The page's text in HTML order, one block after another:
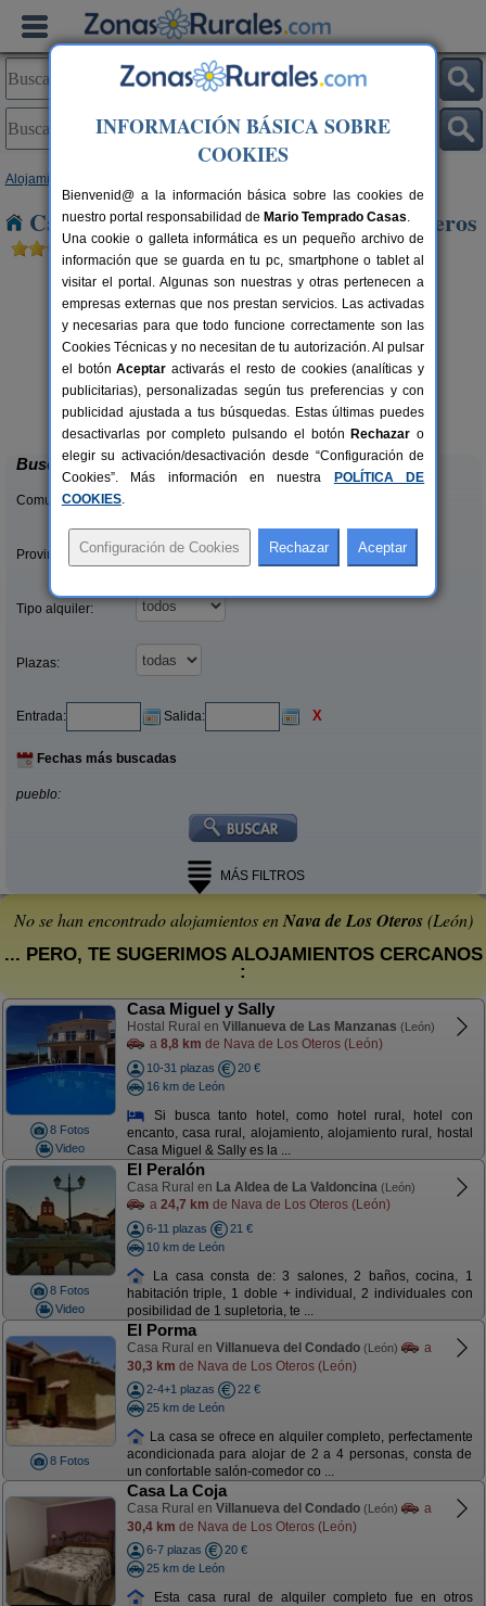
Alojamientos
Casas Rurales cerca de Nava de Los Oteros
8+1 pers.
desde27 €
Complejo Rural Aguas Frías
La Omañuela (León)
Buscar
Comunidades:
Provincias/Islas:
Tipo alquiler:
Plazas:
Entrada: Salida: X
Fechas más buscadas
pueblo:
MÁS FILTROS
No se han encontrado alojamientos enNava de Los Oteros(León)
... PERO, TE SUGERIMOS ALOJAMIENTOS CERCANOS
:
8 Fotos
Video
Casa Miguel y Sally
Hostal Rural en Villanueva de Las Manzanas (León)
a 8,8 km de Nava de Los Oteros (León)
10-31 plazas
20 €
16 km de León
Si busca tanto hotel, como hotel rural, hotel con
encanto, casa rural, alojamiento, alojamiento rural, hostal
Casa Miguel & Sally es la ...
8 Fotos
Video
El Peralón
Casa Rural en La Aldea de La Valdoncina (León)
a 24,7 km de Nava de Los Oteros (León)
6-11 plazas
21 €
10 km de León
La casa consta de: 3 salones, 2 baños, cocina, 1
habitación triple, 1 doble + individual, 2 individuales con
posibilidad de 1 supletoria, te ...
8 Fotos
El Porma
Casa Rural en Villanueva del Condado (León)
a
30,3 km de Nava de Los Oteros (León)
2-4+1 plazas
22 €
25 km de León
La casa se ofrece en alquiler completo, perfectamente
acondicionada para alojar de 2 a 4 personas, consta de
un confortable salón-comedor co ...
Casa La Coja
Casa Rural en Villanueva del Condado (León)
a
30,4 km de Nava de Los Oteros (León)
6-7 plazas
20 €
25 km de León
Esta casa rural de alquiler completo fue en otros
INFORMACIÓN BÁSICA SOBRE
COOKIES
Bienvenid@ a la información básica sobre las cookies de
nuestro portal responsabilidad de Mario Temprado Casas.
Una cookie o galleta informática es un pequeño archivo de
información que se guarda en tu pc, smartphone o tablet al
visitar el portal. Algunas son nuestras y otras pertenecen a
empresas externas que nos prestan servicios. Las activadas
y necesarias para que todo funcione correctamente son las
Cookies Técnicas y no necesitan de tu autorización. Al pulsar
el botónAceptar activarás el resto de cookies (analíticas y
publicitarias), personalizadas según tus preferencias y con
publicidad ajustada a tus búsquedas. Estas últimas puedes
desactivarlas por completo pulsando el botón Rechazar o
elegir su activación/desactivación desde “Configuración de
Cookies”. Más información en nuestra
POLÍTICA DE
COOKIES.